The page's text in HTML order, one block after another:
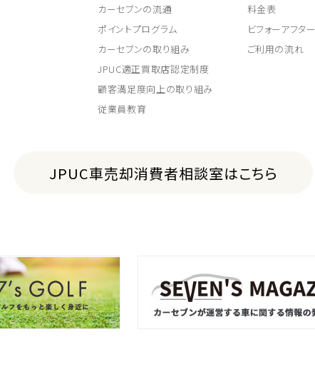
カーセブンの流通
ポイントプログラム
カーセブンの取り組み
JPUC適正買取店認定制度
顧客満足度向上の取り組み
従業員教育
料金表
ビフォーアフター
ご利用の流れ
JPUC車売却消費者相談室はこちら